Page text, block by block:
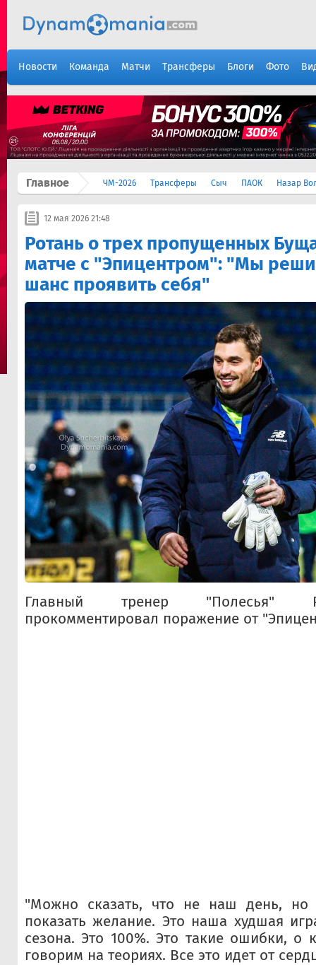
Новости Команда Матчи Трансферы Блоги Фото
Главное ЧМ-2026 Трансферы Сыч ПАОК Назар
12 мая 2026 21:48
Ротань о трех пропущенных
матче с "Эпицентром": "Мы
шанс проявить себя"
Главный тренер "Полесья"
прокомментировал поражение от
"Можно сказать, что не наш день,
показать желание. Это наша худшая
сезона. Это 100%. Это такие ошибки, о
говорим на теориях. Все это идет от